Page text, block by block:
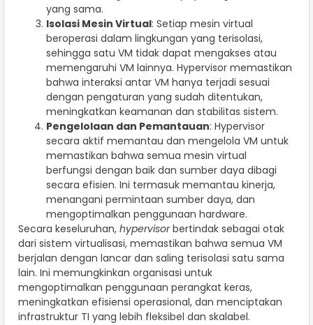
yang sama.
Isolasi Mesin Virtual: Setiap mesin virtual
beroperasi dalam lingkungan yang terisolasi,
sehingga satu VM tidak dapat mengakses atau
memengaruhi VM lainnya. Hypervisor memastikan
bahwa interaksi antar VM hanya terjadi sesuai
dengan pengaturan yang sudah ditentukan,
meningkatkan keamanan dan stabilitas sistem.
Pengelolaan dan Pemantauan: Hypervisor
secara aktif memantau dan mengelola VM untuk
memastikan bahwa semua mesin virtual
berfungsi dengan baik dan sumber daya dibagi
secara efisien. Ini termasuk memantau kinerja,
menangani permintaan sumber daya, dan
mengoptimalkan penggunaan hardware.
Secara keseluruhan, hypervisorbertindak sebagai otak
dari sistem virtualisasi, memastikan bahwa semua VM
berjalan dengan lancar dan saling terisolasi satu sama
lain. Ini memungkinkan organisasi untuk
mengoptimalkan penggunaan perangkat keras,
meningkatkan efisiensi operasional, dan menciptakan
infrastruktur TI yang lebih fleksibel dan skalabel.